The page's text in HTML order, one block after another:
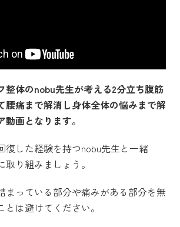
整体のnobu先生が考える2分立ち腹筋
腰痛まで解消し身体全体の悩みまで解
画となります。
復した経験を持つnobu先生と一緒
取り組みましょう。
まっている部分や痛みがある部分を無
は避けてください。